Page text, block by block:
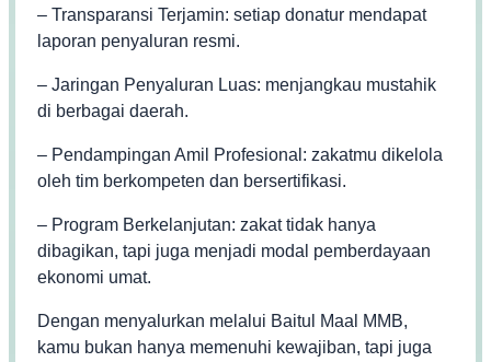
– Transparansi Terjamin: setiap donatur mendapat
laporan penyaluran resmi.
– Jaringan Penyaluran Luas: menjangkau mustahik
di berbagai daerah.
– Pendampingan Amil Profesional: zakatmu dikelola
oleh tim berkompeten dan bersertifikasi.
– Program Berkelanjutan: zakat tidak hanya
dibagikan, tapi juga menjadi modal pemberdayaan
ekonomi umat.
Dengan menyalurkan melalui Baitul Maal MMB,
kamu bukan hanya memenuhi kewajiban, tapi juga